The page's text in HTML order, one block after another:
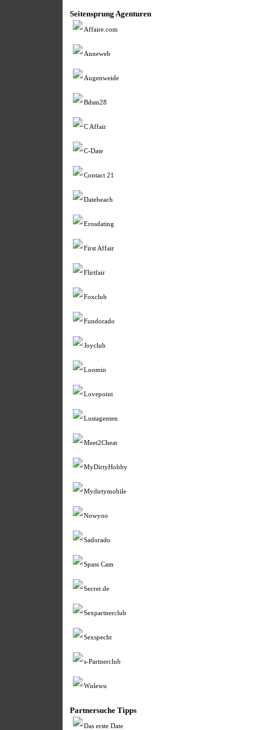
Seitensprung Agenturen
Affaire.com
Anneweb
Augenweide
Bdsm28
C Affair
C-Date
Contact 21
Datebeach
Erosdating
First Affair
Flirtfair
Foxclub
Fundorado
Joyclub
Loomin
Lovepoint
Lustagenten
Meet2Cheat
MyDirtyHobby
Mydirtymobile
Nowyoo
Sadorado
Spass Cam
Secret.de
Sexpartnerclub
Sexspecht
s-Partnerclub
Wulewu
Partnersuche Tipps
Das erste Date